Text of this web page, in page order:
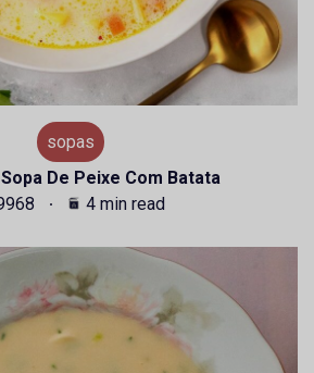
sopas
De Peixe Com Batata
4 min read